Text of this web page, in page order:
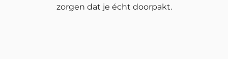
zorgen dat je écht doorpakt.